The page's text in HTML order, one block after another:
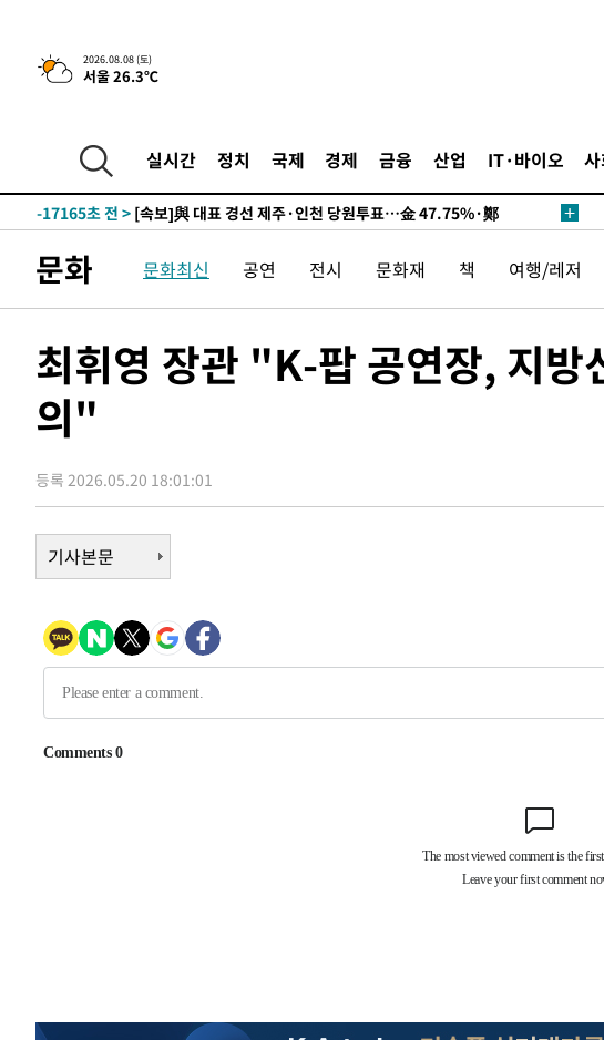
2026.08.08 (토)
서울 26.3℃
실시간 정치 국제 경제 금융 산업 IT·바이오
9시간 전 >[속보]뉴욕증시 상승 마감…S&P 0.6% 나스닥 1.3%↑
한민수·김용 순
-17883초 전 >
[속보]김민석, 與 전대 당원투표 누적 득표율 45.42%로 1위… 정
-17165초 전 >[속보]與 대표 경선 제주·인천 당원투표…金 47.75%·鄭
42.08%·宋 10.17%
-16699초 전 > 이강인 "아틀레티코 이적 기뻐…등번호 7번 의미보단 팀 위해 뛸
-16634초 전 >
-10408초 전 > 낮 최고 35도 '무더위'…동해안 시간당 30㎜ '강한 비'[내일날씨]
-9678초 전 >[속보]이강인 "감독님이 원하는 마음 느꼈고, 많은 트로피 원해 아틀
레티코 이적"
-9460초 전 >수도권 40도 육박 '펄펄'…동해안 일부 지역엔 호의주의보
-8429초 전 >온열질환 사망자 3명 늘어…누적 환자 3000명 돌파
-2374초 전 >
25분 전 >
1시간 전 > 선재도서 해루질 나섰다 실종 60대, 닷새 만에 숨진 채 발견
1시간 전 >여수 오동도 해상서 모터보트 전복…1명 사망·1명 실종
2시간 전 >극한폭염 한풀 꺾이지만…'낮 최고 35도' 무더위, 열대야 계속[다음주
4시간 전 >[속보]'압수수색·성접대 논란' 축구협회 "실망과 걱정 안겨드려 죄송"
7시간 전 >'최고 37도' 폭염 지속…강원동해안 최대 150㎜ 비
9시간 전 >[속보]뉴욕증시 상승 마감…S&P 0.6% 나스닥 1.3%↑
-26883초 전 >이란 "호르무즈 재개방 합의 근접…美 배상 선행돼야"
-17930초 전 >
이강인 "아틀레티코 이적 기뻐…등번호 7번 의미보단 팀 위해 뛸
[속보]與 당대표 경선, 제주·인천 권리당원 투표 김민석 승리
-2374초 전 >강릉에 시간당 81.4㎜ 물폭탄…도로 잠기고 담벼락 붕괴
문화 문화최신 공연 전시 문화재 책 여행/레저
최휘영 장관 "K-팝 공연장, 지방
의"
등록 2026.05.20 18:01:01
기사본문